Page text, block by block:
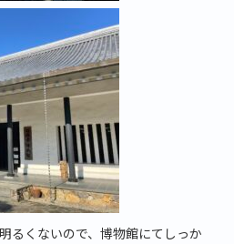
るくないので、博物館にてしっか